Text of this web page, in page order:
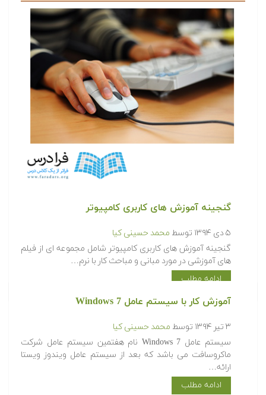
گنجینه آموزش های کاربری کامپیوتر
۵ دی ۱۳۹۴ توسط محمد حسینی کیا
گنجینه آموزش های کاربری کامپیوتر شامل مجموعه ای از فیلم
های آموزشی در مورد مبانی و مباحث کار با نرم…
ادامه مطلب
آموزش کار با سیستم عامل Windows 7
۳ تیر ۱۳۹۴ توسط محمد حسینی کیا
سیستم عامل Windows 7 نام هفتمین سیستم عامل شرکت
ماکروسافت می باشد که بعد از سیستم عامل ویندوز ویستا
ارائه…
ادامه مطلب